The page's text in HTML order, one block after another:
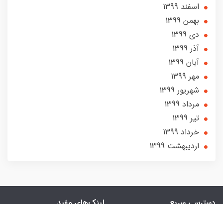
اسفند 1399
بهمن 1399
دی 1399
آذر 1399
آبان 1399
مهر 1399
شهریور 1399
مرداد 1399
تير 1399
خرداد 1399
ارديبهشت 1399